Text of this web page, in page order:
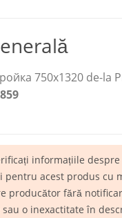
750х1320 de-la
informațiile
acest produs cu
producător fără
sau o inexactitate în